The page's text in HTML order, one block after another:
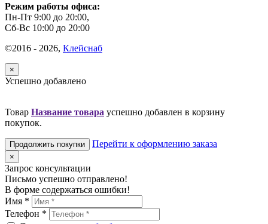
Режим работы офиса:
Пн-Пт 9:00 до 20:00,
Сб-Вс 10:00 до 20:00
©2016 - 2026, Клейснаб
×
Успешно добавлено
Товар Название товара успешно добавлен в корзину
покупок.
Продолжить покупки Перейти к оформлению заказа
×
Запрос консультации
Письмо успешно отправлено!
В форме содержаться ошибки!
Имя *
Телефон *